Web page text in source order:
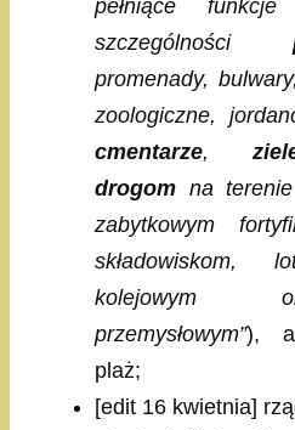
pełniące
szczególności
promenady,
zoologiczne,
cmentarze,
drogom na
zabytkowym
składowiskom,
kolejowym
przemysłowym”), a
plaż;
[edit 16 kwietnia]